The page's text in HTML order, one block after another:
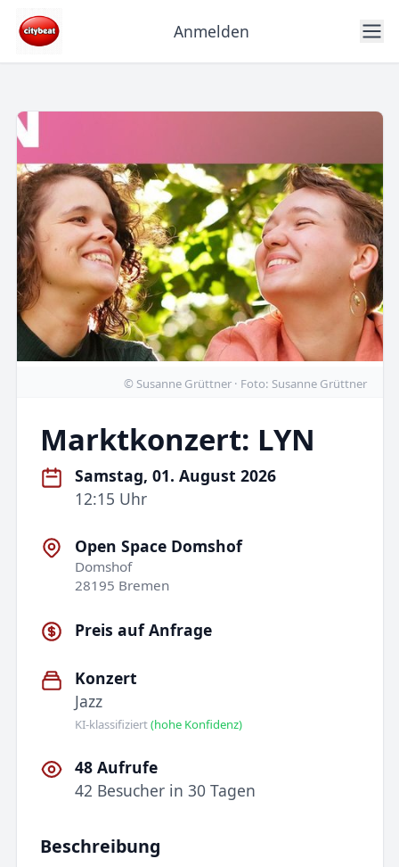
Anmelden
© Susanne Grüttner · Foto: Susanne Grüttner
Marktkonzert: LYN
Samstag, 01. August 2026
12:15 Uhr
Open Space Domshof
Domshof
28195 Bremen
Preis auf Anfrage
Konzert
Jazz
KI-klassifiziert(hohe Konfidenz)
48 Aufrufe
42 Besucher in 30 Tagen
Beschreibung